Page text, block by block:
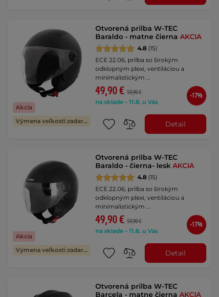
Akcia
Výmena veľkosti zadarmo
Otvorená prilba W-TEC
Baraldo - matne čiernaAKCIA
4.8 (15)
ECE 22.06, prilba so širokým
odklopným plexi, ventiláciou a
minimalistickým …
49,90 € 59,90 €
na sklade – 11.8. u Vás
-17%
Detail
Akcia
Výmena veľkosti zadarmo
Otvorená prilba W-TEC
Baraldo - čierna- leskAKCIA
4.8 (15)
ECE 22.06, prilba so širokým
odklopným plexi, ventiláciou a
minimalistickým …
49,90 € 59,90 €
na sklade – 11.8. u Vás
-17%
Detail
Otvorená prilba W-TEC
Barcela - matne čiernaAKCIA